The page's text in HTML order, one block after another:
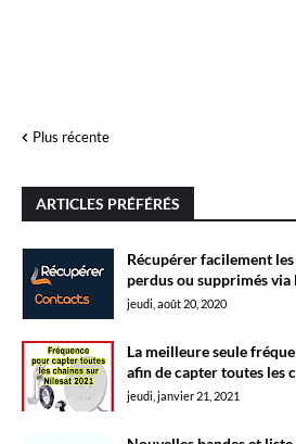
Plus récente
ARTICLES PRÉFÉRÉS
Récupérer facilement
perdus ou supprimés via
jeudi, août 20, 2020
La meilleure seule
afin de capter toutes les
jeudi, janvier 21, 2021